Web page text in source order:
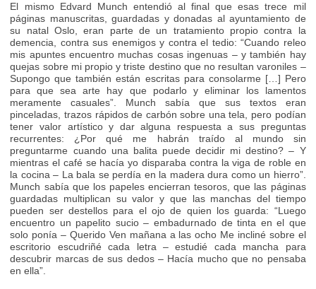
El mismo Edvard Munch entendió al final que esas trece mil
páginas manuscritas, guardadas y donadas al ayuntamiento de
su natal Oslo, eran parte de un tratamiento propio contra la
demencia, contra sus enemigos y contra el tedio: “Cuando releo
mis apuntes encuentro muchas cosas ingenuas – y también hay
quejas sobre mi propio y triste destino que no resultan varoniles –
Supongo que también están escritas para consolarme […] Pero
para que sea arte hay que podarlo y eliminar los lamentos
meramente casuales”. Munch sabía que sus textos eran
pinceladas, trazos rápidos de carbón sobre una tela, pero podían
tener valor artístico y dar alguna respuesta a sus preguntas
recurrentes: ¿Por qué me habrán traído al mundo sin
preguntarme cuando una balita puede decidir mi destino? – Y
mientras el café se hacía yo disparaba contra la viga de roble en
la cocina – La bala se perdía en la madera dura como un hierro”.
Munch sabía que los papeles encierran tesoros, que las páginas
guardadas multiplican su valor y que las manchas del tiempo
pueden ser destellos para el ojo de quien los guarda: “Luego
encuentro un papelito sucio – embadurnado de tinta en el que
solo ponía – Querido Ven mañana a las ocho Me incliné sobre el
escritorio escudriñé cada letra – estudié cada mancha para
descubrir marcas de sus dedos – Hacía mucho que no pensaba
en ella”.